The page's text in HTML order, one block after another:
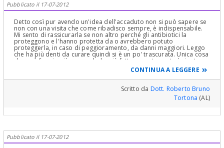
Pubblicato il 17-07-2012
Detto così pur avendo un'idea dell'accaduto non si può sapere se
non con una visita che come ribadisco sempre, è indispensabile.
Mi sento di rassicurarla se non altro perché gli antibiotici la
proteggono e l'hanno protetta da o avrebbero potuto
proteggerla, in caso di peggioramento, da danni maggiori. Leggo
che ha più denti da curare quindi si è un po' trascurata. Unica cosa
che può fare in più, se non lo ha già fatto recentemente è ripetere
le analisi del sangue che periodicamente ciascun di noi dovrebbe
fare ma questo è un consiglio generale, ripeto la cosa migliore,
l'unica che può dare risposta è la visita odontoiatrica e medica per
altri eventuali disturbi, che poi magari possono indirizzarla da altri
specialisti, ad esempio l'otorino etc etc. Rassicurandola le porgo
CONTINUA A LEGGERE
Scritto da Dott. Roberto Bruno
Tortona (AL)
Pubblicato il 17-07-2012